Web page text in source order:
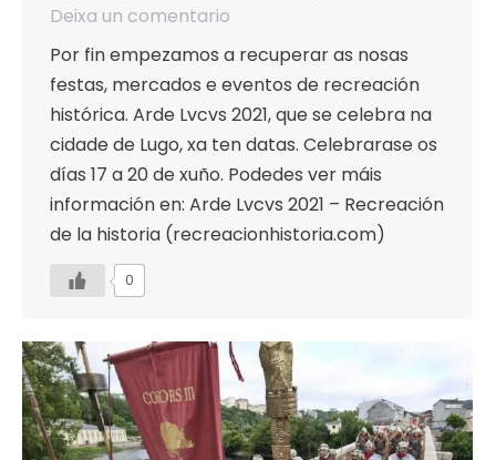
Deixa un comentario
Por fin empezamos a recuperar as nosas
festas, mercados e eventos de recreación
histórica. Arde Lvcvs 2021, que se celebra na
cidade de Lugo, xa ten datas. Celebrarase os
días 17 a 20 de xuño. Podedes ver máis
información en: Arde Lvcvs 2021 – Recreación
de la historia (recreacionhistoria.com)
0